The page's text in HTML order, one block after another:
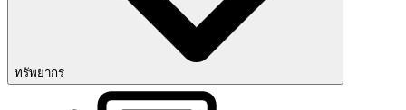
ทรัพยากร